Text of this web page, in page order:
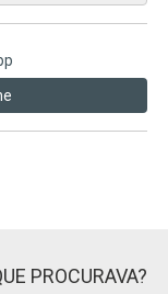
PROCURAVA?